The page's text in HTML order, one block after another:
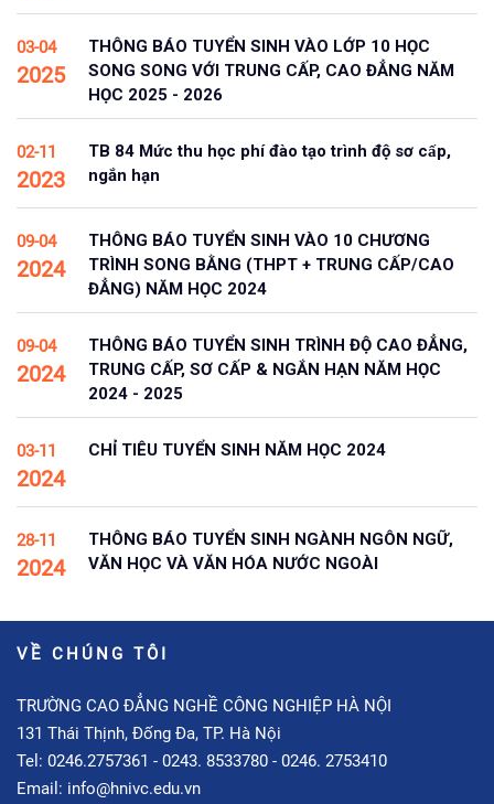
03-04
2025
THÔNG BÁO TUYỂN SINH VÀO LỚP 10 HỌC
SONG SONG VỚI TRUNG CẤP, CAO ĐẲNG NĂM
HỌC 2025 - 2026
02-11
2023
TB 84 Mức thu học phí đào tạo trình độ sơ cấp,
ngắn hạn
09-04
2024
THÔNG BÁO TUYỂN SINH VÀO 10 CHƯƠNG
TRÌNH SONG BẰNG (THPT + TRUNG CẤP/CAO
ĐẲNG) NĂM HỌC 2024
09-04
2024
THÔNG BÁO TUYỂN SINH TRÌNH ĐỘ CAO ĐẲNG,
TRUNG CẤP, SƠ CẤP & NGẮN HẠN NĂM HỌC
2024 - 2025
03-11
2024
CHỈ TIÊU TUYỂN SINH NĂM HỌC 2024
28-11
2024
THÔNG BÁO TUYỂN SINH NGÀNH NGÔN NGỮ,
VĂN HỌC VÀ VĂN HÓA NƯỚC NGOÀI
VỀ CHÚNG TÔI
TRƯỜNG CAO ĐẲNG NGHỀ CÔNG NGHIỆP HÀ NỘI
131 Thái Thịnh, Đống Đa, TP. Hà Nội
Tel: 0246.2757361 - 0243. 8533780 - 0246. 2753410
Email: info@hnivc.edu.vn